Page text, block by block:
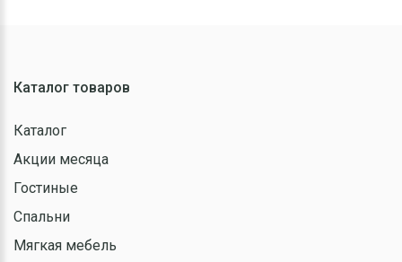
Каталог товаров
Каталог
Акции месяца
Гостиные
Спальни
Мягкая мебель